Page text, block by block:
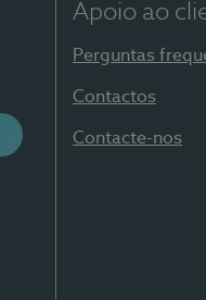
Apoio ao
Perguntas
Contactos
Contacte-nos